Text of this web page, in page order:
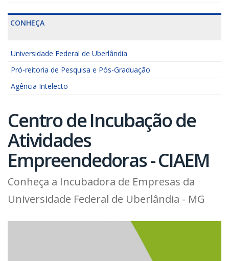
CONHEÇA
Universidade Federal de Uberlândia
Pró-reitoria de Pesquisa e Pós-Graduação
Agência Intelecto
Centro de Incubação de
Atividades
Empreendedoras - CIAEM
Conheça a Incubadora de Empresas da
Universidade Federal de Uberlândia - MG